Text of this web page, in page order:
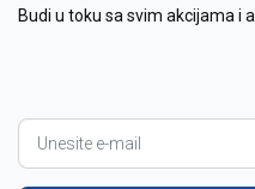
Budi u toku sa svim akcijama i